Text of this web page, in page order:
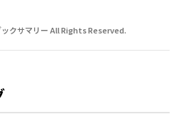
クサマリー All Rights Reserved.